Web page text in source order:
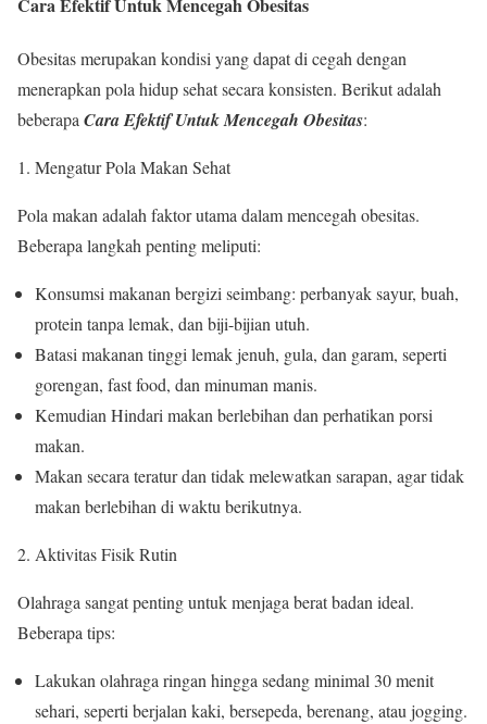
Cara Efektif Untuk Mencegah Obesitas
Obesitas merupakan kondisi yang dapat di cegah dengan
menerapkan pola hidup sehat secara konsisten. Berikut adalah
beberapaCara Efektif Untuk Mencegah Obesitas:
Mengatur Pola Makan Sehat
Pola makan adalah faktor utama dalam mencegah obesitas.
Beberapa langkah penting meliputi:
Konsumsi makanan bergizi seimbang: perbanyak sayur, buah,
protein tanpa lemak, dan biji-bijian utuh.
Batasi makanan tinggi lemak jenuh, gula, dan garam, seperti
gorengan, fast food, dan minuman manis.
Kemudian Hindari makan berlebihan dan perhatikan porsi
makan.
Makan secara teratur dan tidak melewatkan sarapan, agar tidak
makan berlebihan di waktu berikutnya.
Aktivitas Fisik Rutin
Olahraga sangat penting untuk menjaga berat badan ideal.
Beberapa tips:
Lakukan olahraga ringan hingga sedang minimal 30 menit
sehari, seperti berjalan kaki, bersepeda, berenang, atau jogging.